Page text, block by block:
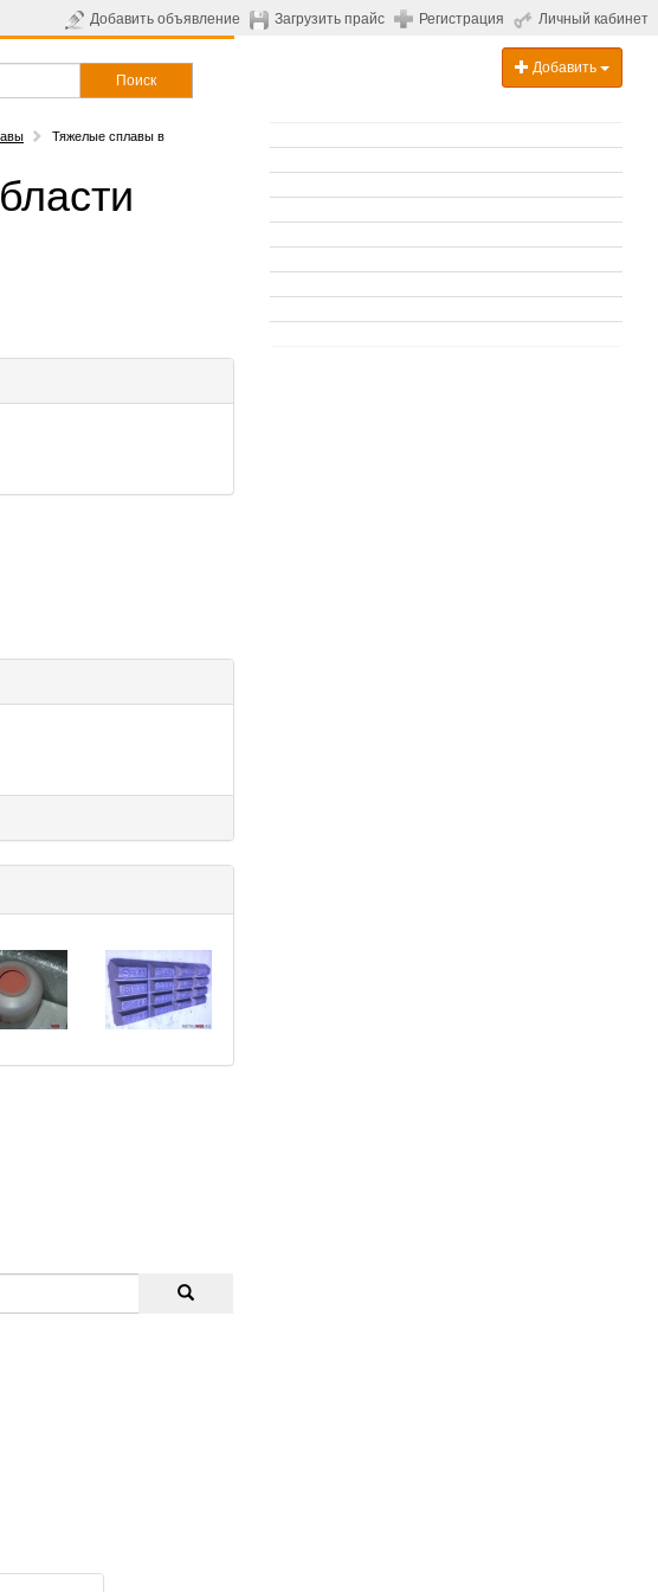
Добавить объявление Загрузить прайс Регистрация Личный кабинет
Поиск
Добавить
Тяжелые сплавы в